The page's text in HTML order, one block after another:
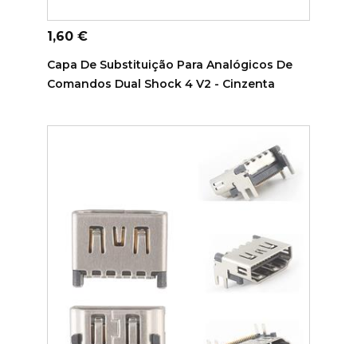
ADICIONAR AO CARRINHO
Preço
1,60 €
Capa De Substituição Para Analógicos De
Comandos Dual Shock 4 V2 - Cinzenta